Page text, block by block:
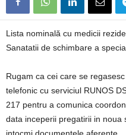
Lista nominală cu medicii
Sanatatii de schimbare a
Rugam ca cei care se
telefonic cu serviciul RUNOS
217 pentru a comunica
data inceperii pregatirii in noua